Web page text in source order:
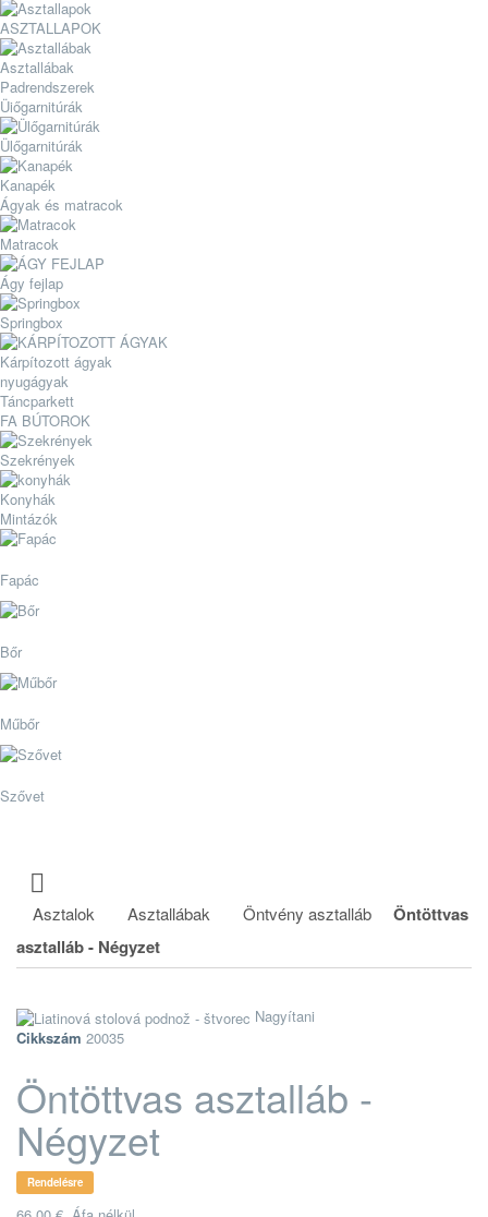
ASZTALLAPOK
Asztallábak
Padrendszerek
Üiőgarnitúrák
Ülőgarnitúrák
Kanapék
Ágyak és matracok
Matracok
Ágy fejlap
Springbox
Kárpítozott ágyak
nyugágyak
Táncparkett
FA BÚTOROK
Szekrények
Konyhák
Mintázók
Fapác
Bőr
Műbőr
Szővet
Asztalok Asztallábak Öntvény asztalláb
Öntöttvas
asztalláb - Négyzet
Nagyítani
Cikkszám 20035
Öntöttvas asztalláb -
Négyzet
Rendelésre